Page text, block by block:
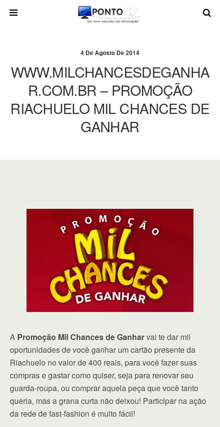
4 De Agosto De 2014
WWW.MILCHANCESDEGANHA
R.COM.BR – PROMOÇÃO
RIACHUELO MIL CHANCES DE
GANHAR
A Promoção Mil Chances de Ganharvai te dar mil
oportunidades de você ganhar um cartão presente da
Riachuelo no valor de 400 reais, para você fazer suas
compras e gastar como quiser, seja para renovar seu
guarda-roupa, ou comprar aquela peça que você tanto
queria, mas a grana curta não deixou! Participar na ação
da rede de fast-fashion é muito fácil!